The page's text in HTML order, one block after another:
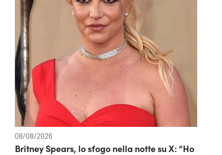
08/08/2026
Britney Spears, lo sfogo nella notte su X: “Ho